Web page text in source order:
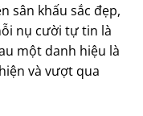
sân khấu sắc đẹp,
nụ cười tự tin là
một danh hiệu là
và vượt qua